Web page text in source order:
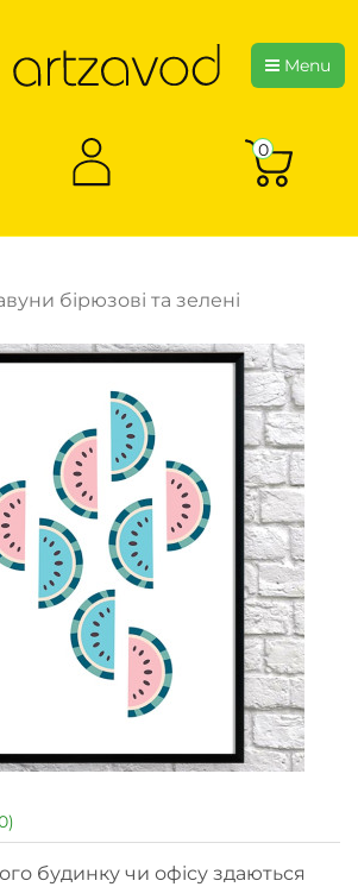
Menu
0
бірюзові та зелені
будинку чи офісу здаються